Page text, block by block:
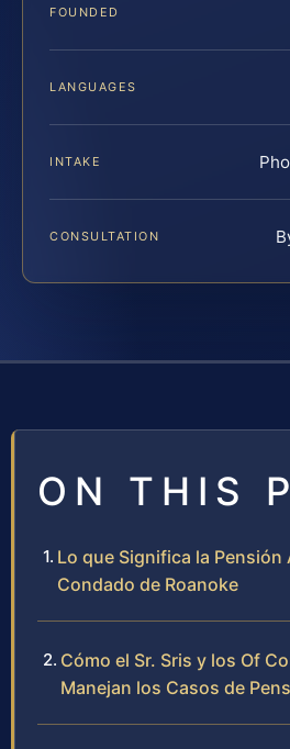
FOUNDED
LANGUAGES
INTAKE
CONSULTATION
ON THIS
Lo que Significa la Pensión
Condado de Roanoke
Cómo el Sr. Sris y los Of
Manejan los Casos de